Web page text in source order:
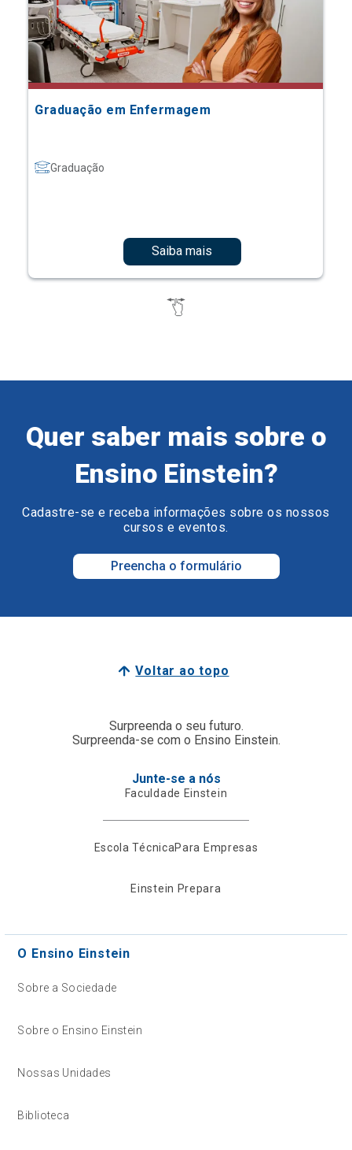
Graduação em Enfermagem
Graduação
Saiba mais
Quer saber mais sobre o
Ensino Einstein?
Cadastre-se e receba informações sobre os nossos
cursos e eventos.
Preencha o formulário
Voltar ao topo
Surpreenda o seu futuro.
Surpreenda-se com o Ensino Einstein.
Junte-se a nós
Faculdade Einstein
Escola TécnicaPara Empresas
Einstein Prepara
O Ensino Einstein
Sobre a Sociedade
Sobre o Ensino Einstein
Nossas Unidades
Biblioteca